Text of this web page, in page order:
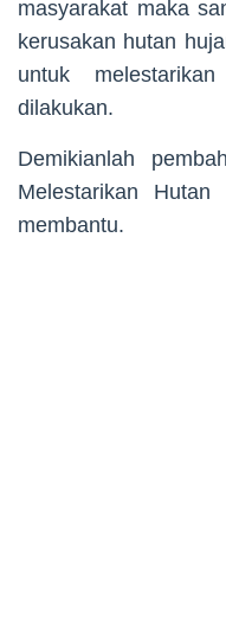
masyarakat maka
kerusakan hutan
untuk
dilakukan.
Demikianlah
Melestarikan
membantu.